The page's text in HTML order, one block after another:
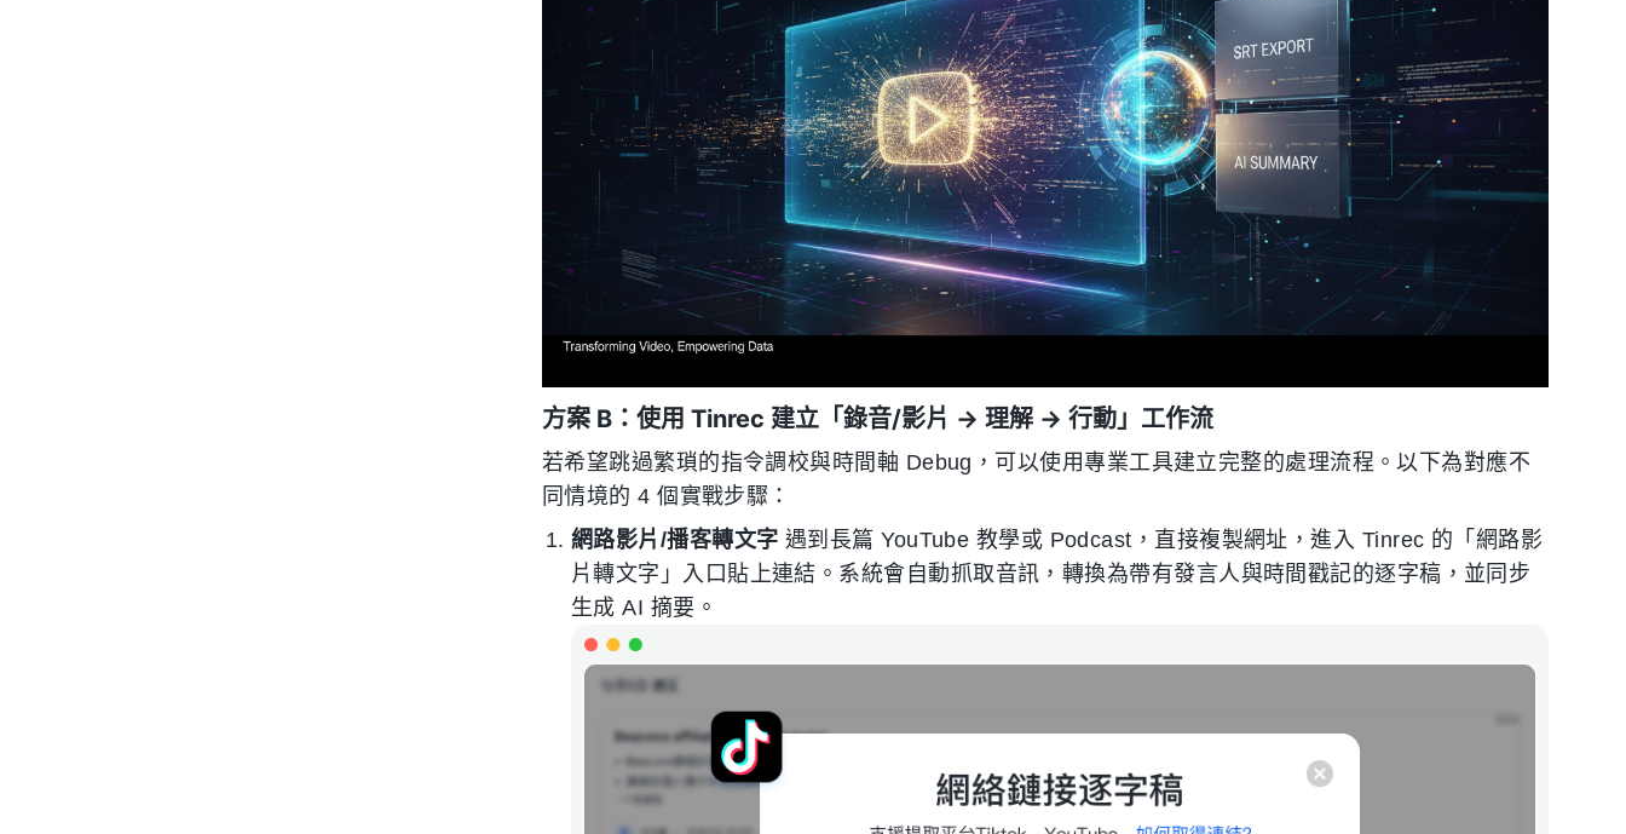
方案 B：使用 Tinrec 建立「錄音/影片 → 理解 → 行動」工作流
若希望跳過繁瑣的指令調校與時間軸 Debug，可以使用專業工具建立完整的處理流程。以下為對應不
同情境的 4 個實戰步驟：
網路影片/播客轉文字 遇到長篇 YouTube 教學或 Podcast，直接複製網址，進入 Tinrec 的「網路影
片轉文字」入口貼上連結。系統會自動抓取音訊，轉換為帶有發言人與時間戳記的逐字稿，並同步
生成 AI 摘要。